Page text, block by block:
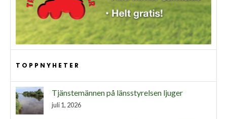
TOPPNYHETER
Tjänstemännen på länsstyrelsen ljuger
juli 1, 2026